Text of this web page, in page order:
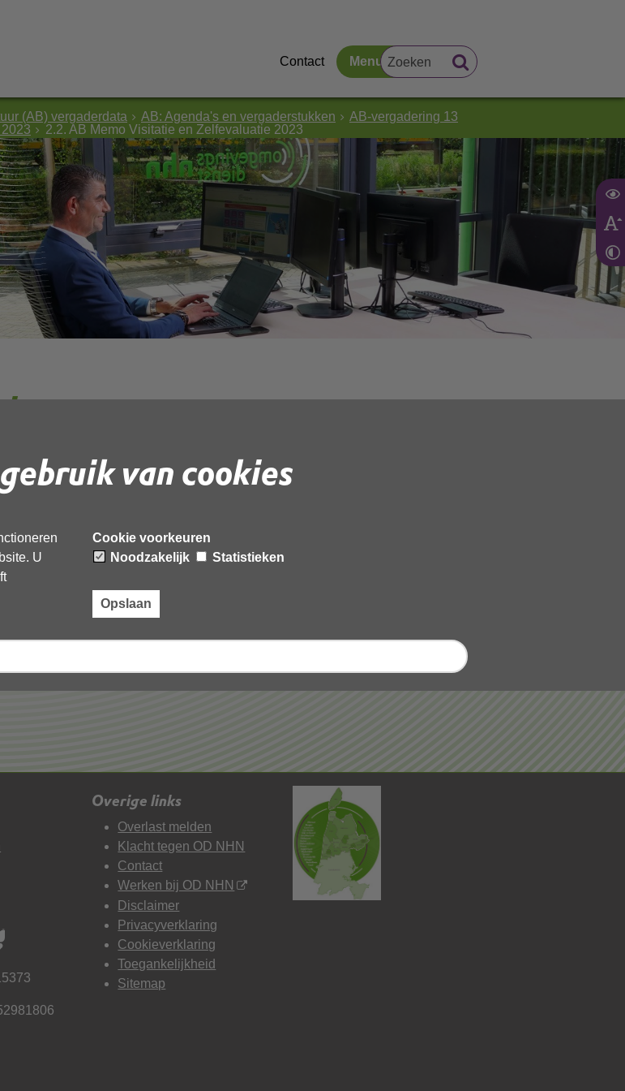
van cookies
U
Cookie voorkeuren
Noodzakelijk
Statistieken
Opslaan
Contact Menu
(AB) vergaderdata AB: Agenda's en vergaderstukken
AB-vergadering 13
2.2. AB Memo Visitatie en Zelfevaluatie 2023
en
Overige links
Overlast melden
Klacht tegen OD NHN
Contact
Werken bij OD NHN
Disclaimer
Privacyverklaring
Cookieverklaring
Toegankelijkheid
Sitemap